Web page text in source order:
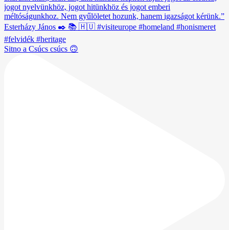
Sitno a Csúcs csúcs 🙃